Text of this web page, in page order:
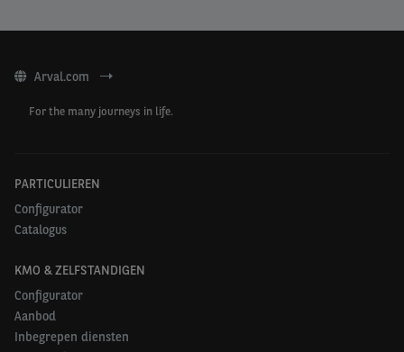
Arval.com
For the many journeys in life.
PARTICULIEREN
Configurator
Catalogus
KMO & ZELFSTANDIGEN
Configurator
Aanbod
Inbegrepen diensten